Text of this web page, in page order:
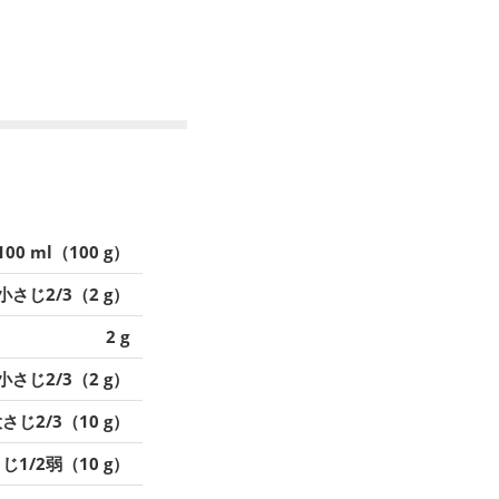
ml（100 g）
さじ2/3（2 g）
2 g
さじ2/3（2 g）
じ2/3（10 g）
1/2弱（10 g）